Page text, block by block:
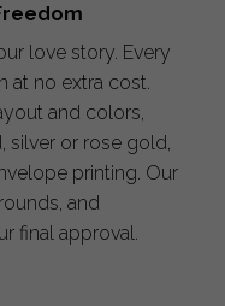
love story. Every
at no extra cost.
and colors,
or rose gold,
printing. Our
and
final approval.